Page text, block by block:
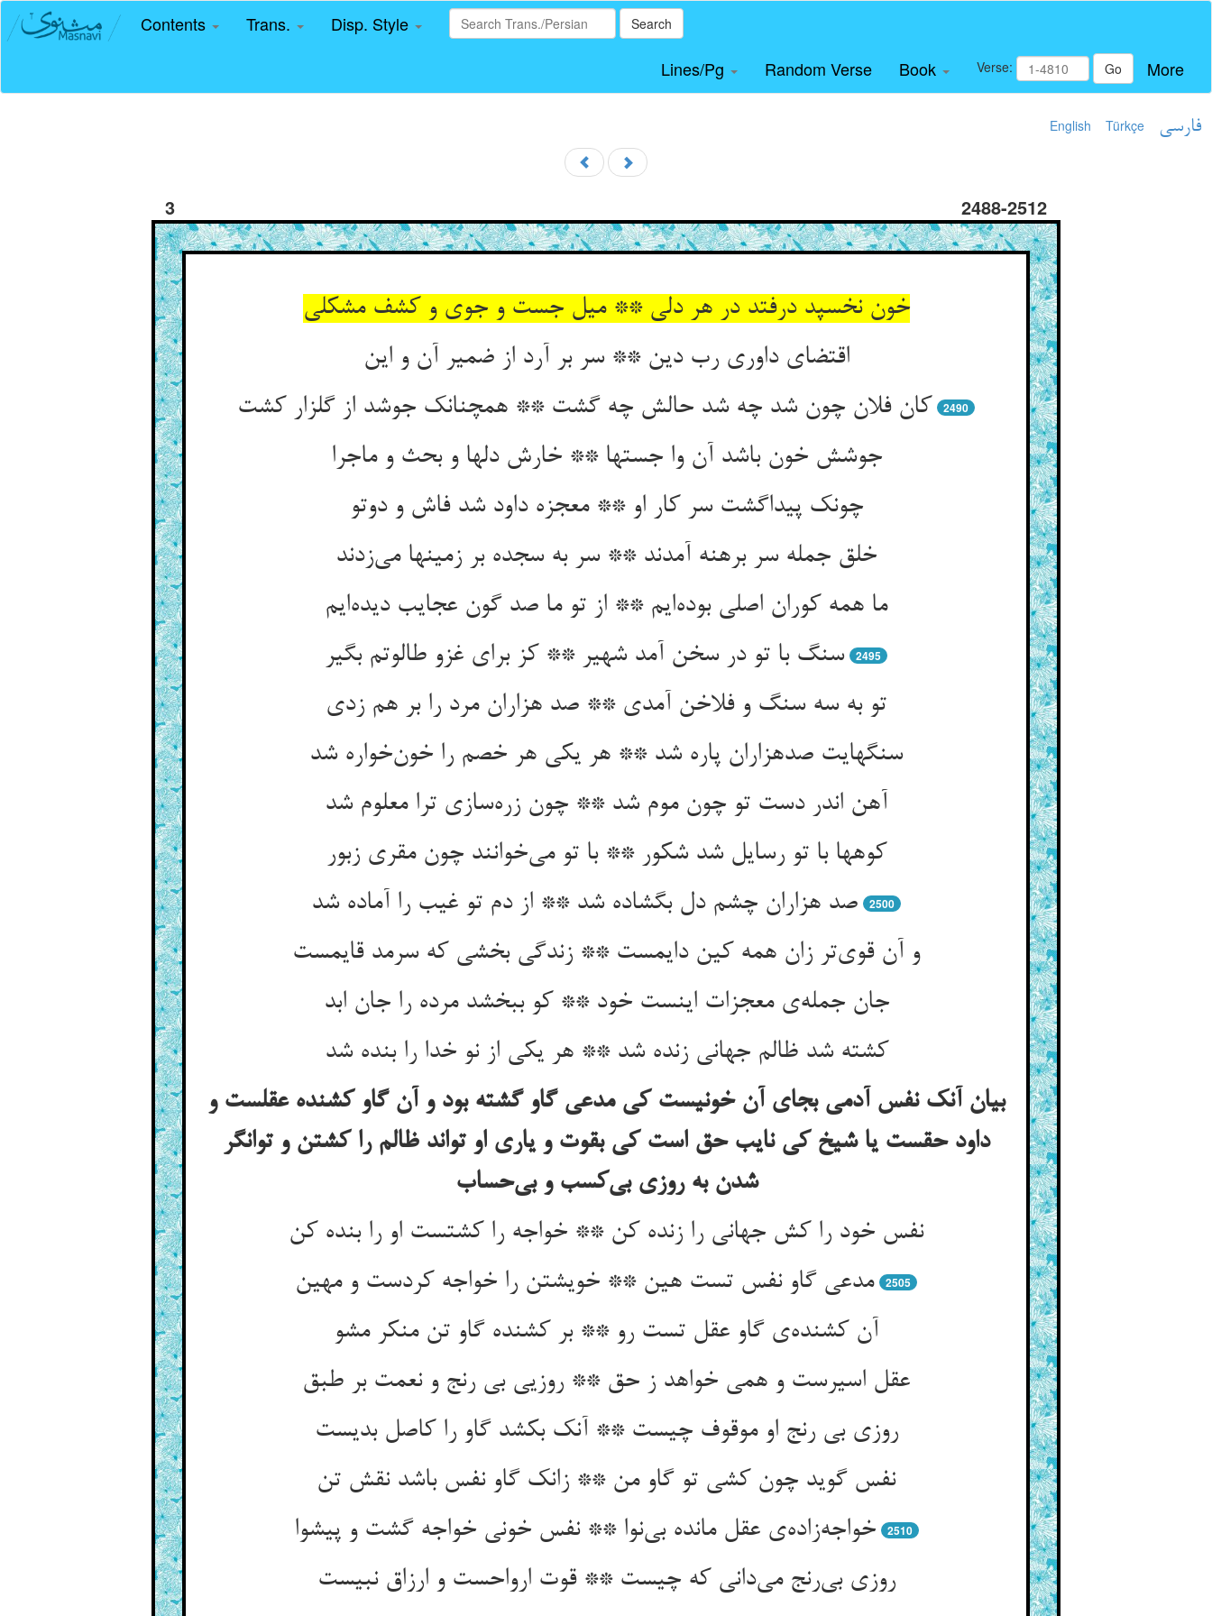
Contents Trans. Disp. Style Search
Lines/Pg Random Verse Book Verse: Go More
English Türkçe فارسی
3 2488-2512
خون نخسپد درفتد در هر دلی ** میل جست و جوی و کشف مشکلی
اقتضای داوری رب دین ** سر بر آرد از ضمیر آن و این
کان فلان چون شد چه شد حالش چه گشت ** همچنانک جوشد از گلزار کشت
2490
جوشش خون باشد آن وا جستها ** خارش دلها و بحث و ماجرا
چونک پیداگشت سر کار او ** معجزه داود شد فاش و دوتو
خلق جمله سر برهنه آمدند ** سر به سجده بر زمینها می‌زدند
ما همه کوران اصلی بوده‌ایم ** از تو ما صد گون عجایب دیده‌ایم
سنگ با تو در سخن آمد شهیر ** کز برای غزو طالوتم بگیر
2495
تو به سه سنگ و فلاخن آمدی ** صد هزاران مرد را بر هم زدی
سنگهایت صدهزاران پاره شد ** هر یکی هر خصم را خون‌خواره شد
آهن اندر دست تو چون موم شد ** چون زره‌سازی ترا معلوم شد
کوهها با تو رسایل شد شکور ** با تو می‌خوانند چون مقری زبور
صد هزاران چشم دل بگشاده شد ** از دم تو غیب را آماده شد
2500
و آن قوی‌تر زان همه کین دایمست ** زندگی بخشی که سرمد قایمست
جان جمله‌ی معجزات اینست خود ** کو ببخشد مرده را جان ابد
کشته شد ظالم جهانی زنده شد ** هر یکی از نو خدا را بنده شد
بیان آنک نفس آدمی بجای آن خونیست کی مدعی گاو گشته بود و آن گاو کشنده عقلست و
داود حقست یا شیخ کی نایب حق است کی بقوت و یاری او تواند ظالم را کشتن و توانگر
شدن به روزی بی‌کسب و بی‌حساب
نفس خود را کش جهانی را زنده کن ** خواجه را کشتست او را بنده کن
مدعی گاو نفس تست هین ** خویشتن را خواجه کردست و مهین
2505
آن کشنده‌ی گاو عقل تست رو ** بر کشنده گاو تن منکر مشو
عقل اسیرست و همی خواهد ز حق ** روزیی بی رنج و نعمت بر طبق
روزی بی رنج او موقوف چیست ** آنک بکشد گاو را کاصل بدیست
نفس گوید چون کشی تو گاو من ** زانک گاو نفس باشد نقش تن
خواجه‌زاده‌ی عقل مانده بی‌نوا ** نفس خونی خواجه گشت و پیشوا
2510
روزی بی‌رنج می‌دانی که چیست ** قوت ارواحست و ارزاق نبیست